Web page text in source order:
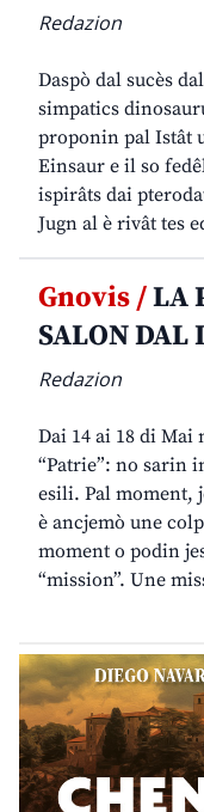
Redazion
Daspò dal sucès
simpatics
proponin pal Istât
Einsaur e il so
ispirâts dai
Jugn al è rivât tes
Gnovis /LA
SALON
Redazion
Dai 14 ai 18 di
“Patrie”: no sarin
esili. Pal moment,
è ancjemò une
moment o podin
“mission”. Une